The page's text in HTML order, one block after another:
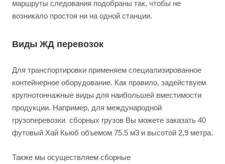
маршруты следования подобраны так, чтобы не
возникало простоя ни на одной станции.
Виды ЖД перевозок
Для транспортировки применяем специализированное
контейнерное оборудование. Как правило, задействуем
крупнотоннажные виды для наибольшей вместимости
продукции. Например, для международной
грузоперевозки сборных грузов Вы можете заказать 40
футовый Хай Кьюб объемом 75.5 м3 и высотой 2,9 метра.
Также мы осуществляем сборные